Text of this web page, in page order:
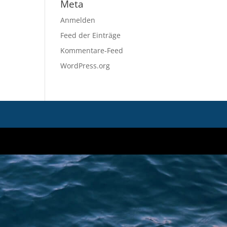
Meta
Anmelden
Feed der Einträge
Kommentare-Feed
WordPress.org